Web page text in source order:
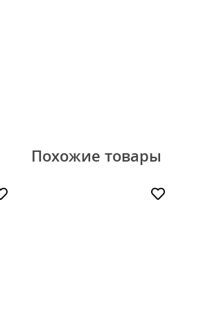
Похожие товары